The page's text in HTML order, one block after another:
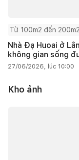
Từ 100m2 đến 200m2
Nhà Đạ Huoai ở
không gian sống
27/06/2026, lúc 10:00
Kho ảnh